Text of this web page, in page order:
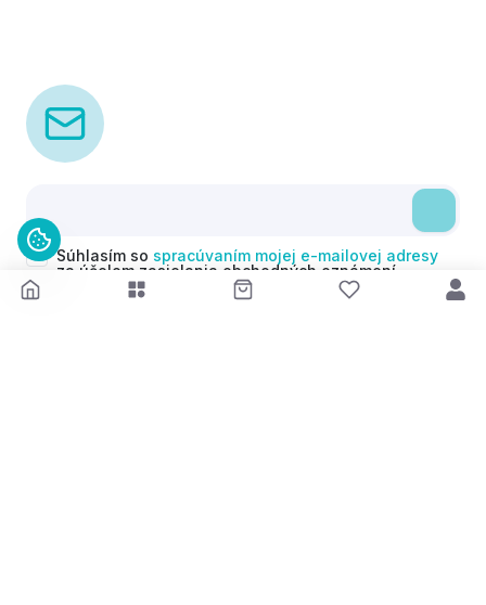
Súhlasím so spracúvaním mojej e-mailovej adresy
za účelom zasielania obchodných oznámení
(newsletterov) v súlade s čl. 6 ods. 1 písm. a)
Nariadenia GDPR. Svoj súhlas môžem kedykoľvek